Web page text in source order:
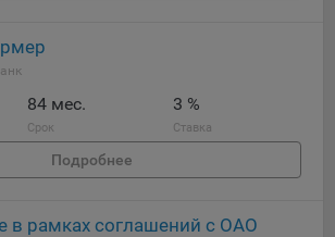
мои изменения
по умолчанию
84 мес.
Срок
3 %
Ставка
Подробнее
в рамках соглашений с ОАО